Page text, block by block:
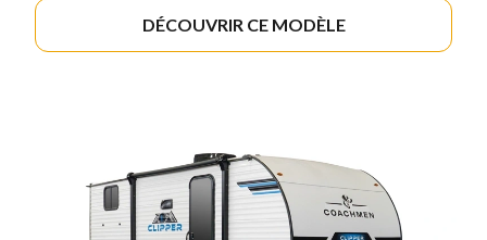
DÉCOUVRIR CE MODÈLE